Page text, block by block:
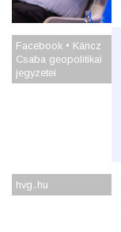
Facebook • Káncz
Csaba geopolitikai
jegyzetei
hvg․hu